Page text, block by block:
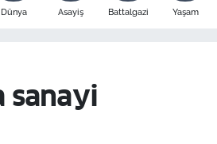
Dünya Asayiş Battalgazi Yaşam
sanayi